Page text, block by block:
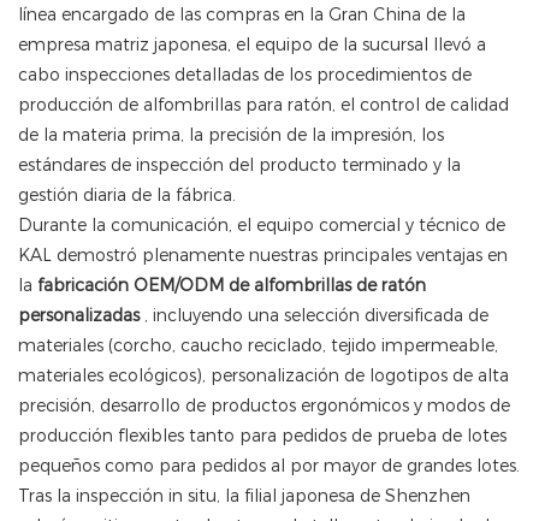
línea encargado de las compras en la Gran China de la
empresa matriz japonesa, el equipo de la sucursal llevó a
cabo inspecciones detalladas de los procedimientos de
producción de alfombrillas para ratón, el control de calidad
de la materia prima, la precisión de la impresión, los
estándares de inspección del producto terminado y la
gestión diaria de la fábrica.
Durante la comunicación, el equipo comercial y técnico de
KAL demostró plenamente nuestras principales ventajas en
la fabricación OEM/ODM de alfombrillas de ratón
personalizadas, incluyendo una selección diversificada de
materiales (corcho, caucho reciclado, tejido impermeable,
materiales ecológicos), personalización de logotipos de alta
precisión, desarrollo de productos ergonómicos y modos de
producción flexibles tanto para pedidos de prueba de lotes
pequeños como para pedidos al por mayor de grandes lotes.
Tras la inspección in situ, la filial japonesa de Shenzhen